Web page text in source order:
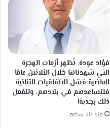
فؤاد عودة: تُظهر أزمات الهجرة
التي شهدناها خلال الثلاثين عامًا
الماضية فشل الاتفاقيات الثنائية.
فلنساعدهم في بلادهم، ولنفعل
ذلك بجدية!
منذ 20 ساعة